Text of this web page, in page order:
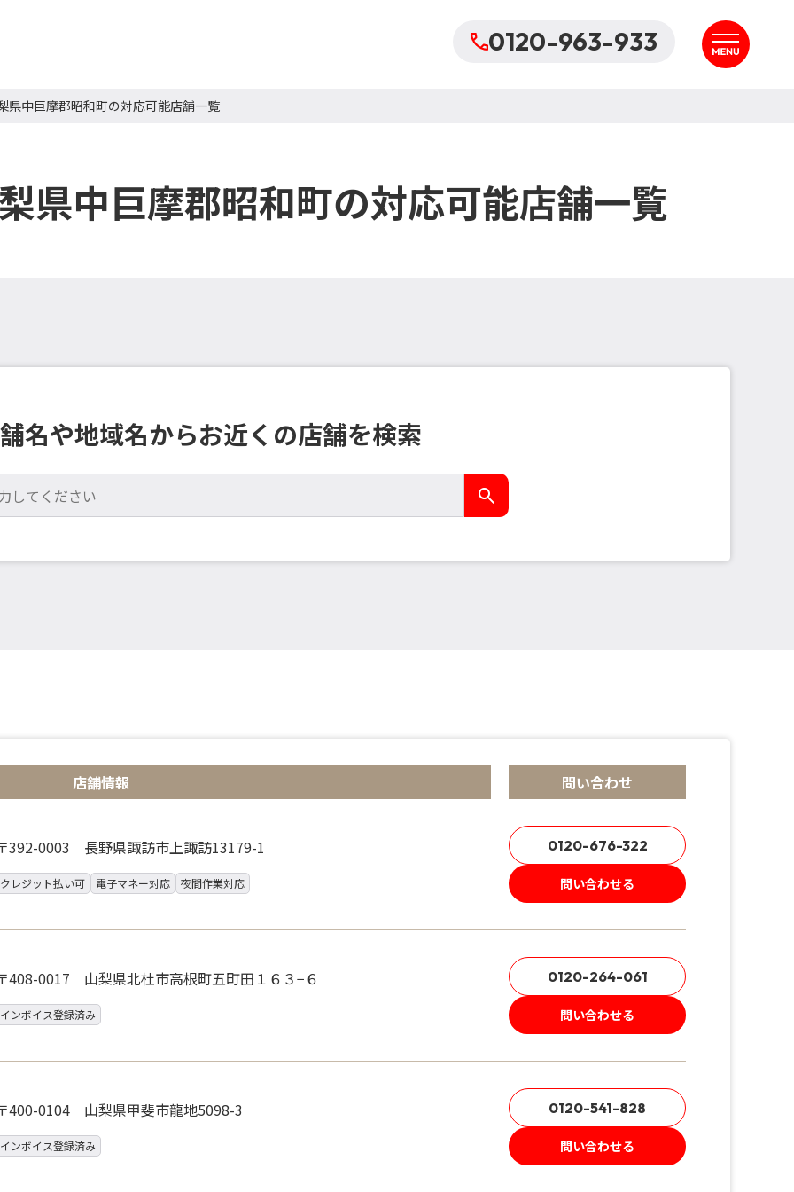
0120-963-933
県中巨摩郡昭和町の対応可能店舗一覧
県中巨摩郡昭和町の対応可能店舗一覧
名や地域名からお近くの店舗を検索
店舗情報 問い合わせ
392-0003 長野県諏訪市上諏訪13179-1
クレジット払い可 電子マネー対応 夜間作業対応
0120-676-322
問い合わせる
408-0017 山梨県北杜市高根町五町田１６３−６
インボイス登録済み
0120-264-061
問い合わせる
400-0104 山梨県甲斐市龍地5098-3
インボイス登録済み
0120-541-828
問い合わせる